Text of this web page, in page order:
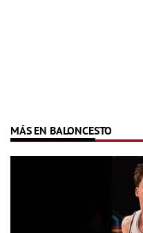
MÁS EN BALONCESTO